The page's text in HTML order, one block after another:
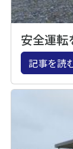
安全運転
記事を読